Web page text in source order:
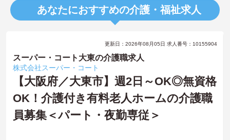
あなたにおすすめの介護・福祉求人
更新日：2026年08月05日 求人番号：10155904
スーパー・コート大東の介護職求人
株式会社スーパー・コート
【大阪府／大東市】週2日～OK◎無資格
OK！介護付き有料老人ホームの介護職
員募集＜パート・夜勤専従＞